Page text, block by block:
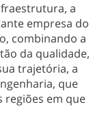
a
empresa do
combinando a
da qualidade,
trajetória, a
que
regiões em que